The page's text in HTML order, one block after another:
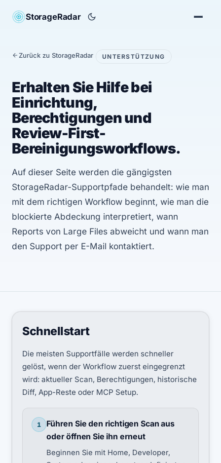
StorageRadar
Zurück zu StorageRadar UNTERSTÜTZUNG
Erhalten Sie Hilfe bei
Einrichtung,
Berechtigungen und
Review-First-
Bereinigungsworkflows.
Auf dieser Seite werden die gängigsten
StorageRadar-Supportpfade behandelt: wie man
mit dem richtigen Workflow beginnt, wie man die
blockierte Abdeckung interpretiert, wann
Reports von Large Files abweicht und wann man
den Support per E-Mail kontaktiert.
Schnellstart
Die meisten Supportfälle werden schneller
gelöst, wenn der Workflow zuerst eingegrenzt
wird: aktueller Scan, Berechtigungen, historische
Diff, App-Reste oder MCP Setup.
1
Führen Sie den richtigen Scan aus
oder öffnen Sie ihn erneut
Beginnen Sie mit Home, Developer,